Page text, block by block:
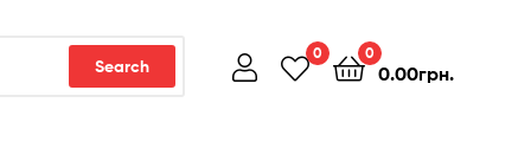
Search
0 0
0.00грн.